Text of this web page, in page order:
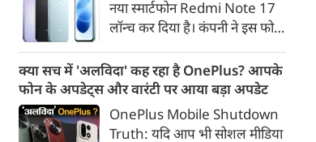
नया स्मार्टफोन Redmi Note 17
लॉन्च कर दिया है। कंपनी ने इस फोन
डिस्प्ले, 8,000mAh की बड़ी बैटरी
और Qualcomm Snapdragon
चिपसेट के साथ पेश किया है। फोन में
50MP का मेन कैमरा दिया गया है।
क्या सच में 'अलविदा' कह रहा है OnePlus? आपके
फोन के अपडेट्स और वारंटी पर आया बड़ा अपडेट
OnePlus Mobile Shutdown
Truth: यदि आप भी सोशल मीडिया